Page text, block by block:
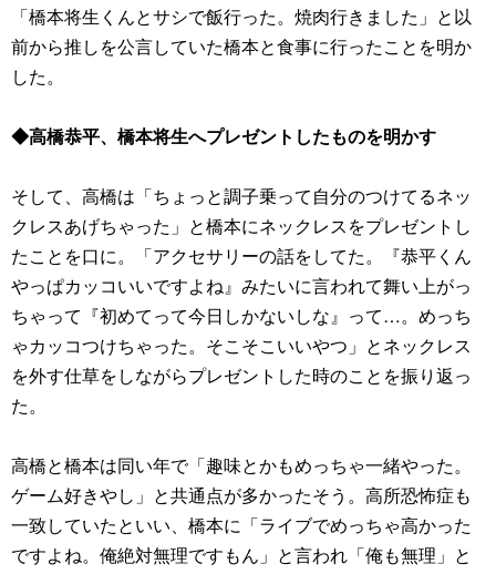
「橋本将生くんとサシで飯行った。焼肉行きました」と以
前から推しを公言していた橋本と食事に行ったことを明か
した。
◆高橋恭平、橋本将生へプレゼントしたものを明かす
そして、高橋は「ちょっと調子乗って自分のつけてるネッ
クレスあげちゃった」と橋本にネックレスをプレゼントし
たことを口に。「アクセサリーの話をしてた。『恭平くん
やっぱカッコいいですよね』みたいに言われて舞い上がっ
ちゃって『初めてって今日しかないしな』って…。めっち
ゃカッコつけちゃった。そこそこいいやつ」とネックレス
を外す仕草をしながらプレゼントした時のことを振り返っ
た。
高橋と橋本は同い年で「趣味とかもめっちゃ一緒やった。
ゲーム好きやし」と共通点が多かったそう。高所恐怖症も
一致していたといい、橋本に「ライブでめっちゃ高かった
ですよね。俺絶対無理ですもん」と言われ「俺も無理」と